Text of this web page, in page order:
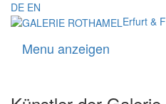
DE EN
Erfurt &
Menu anzeigen